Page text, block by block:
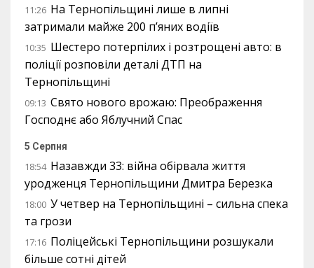
11:26 На Тернопільщині лише в липні
затримали майже 200 п’яних водіїв
10:35 Шестеро потерпілих і розтрощені авто: в
поліції розповіли деталі ДТП на
Тернопільщині
09:13 Свято нового врожаю: Преображення
Господнє або Яблучний Спас
5 Серпня
18:54 Назавжди 33: війна обірвала життя
уродженця Тернопільщини Дмитра Березка
18:00 У четвер на Тернопільщині – сильна спека
та грози
17:16 Поліцейські Тернопільщини розшукали
більше сотні дітей